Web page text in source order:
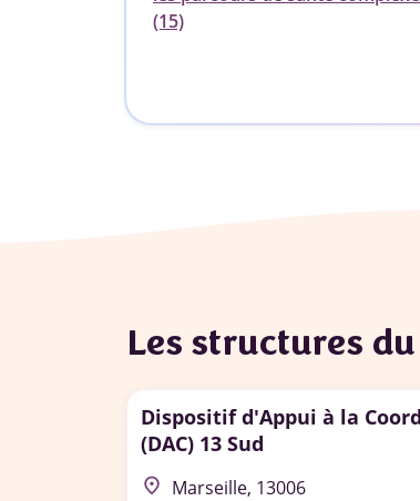
(15)
Les structures
Dispositif d'Appui à la
(DAC) 13 Sud
place Marseille, 13006